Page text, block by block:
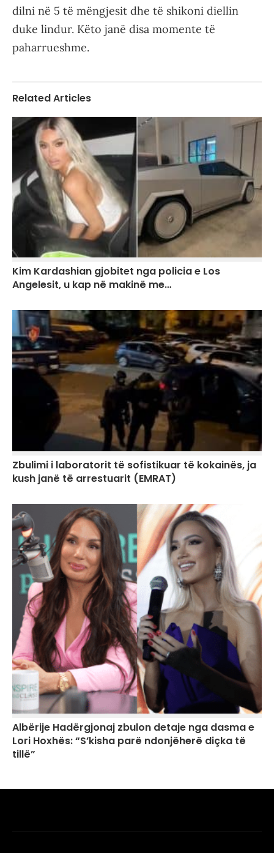
dilni në 5 të mëngjesit dhe të shikoni diellin
duke lindur. Këto janë disa momente të
paharrueshme.
Related Articles
Kim Kardashian gjobitet nga policia e Los
Angelesit, u kap në makinë me…
Zbulimi i laboratorit të sofistikuar të kokainës, ja
kush janë të arrestuarit (EMRAT)
Albërije Hadërgjonaj zbulon detaje nga dasma e
Lori Hoxhës: “S’kisha parë ndonjëherë diçka të
tillë”